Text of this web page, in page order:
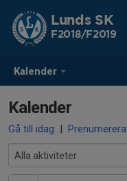
Kalender
Lunds SK
F2018/F2019
Kalender
Gå till idag | Prenumerera